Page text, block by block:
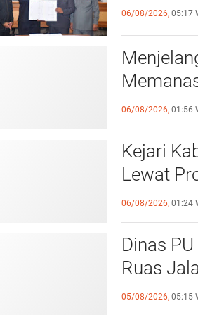
06/08/2026, 05:17
06/08/2026, 01:56
Kejari
Lewat
06/08/2026, 01:24
Dinas
Ruas
05/08/2026, 05:15